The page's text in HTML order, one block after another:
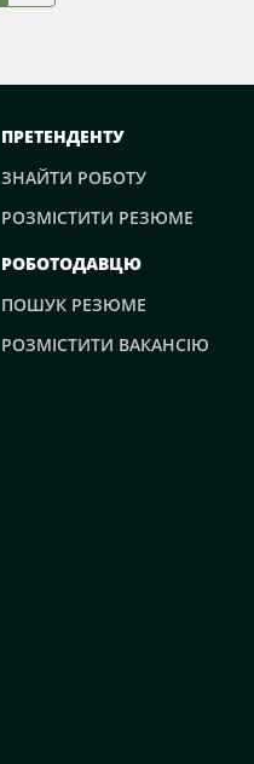
ПРЕТЕНДЕНТУ
ЗНАЙТИ РОБОТУ
РОЗМІСТИТИ РЕЗЮМЕ
РОБОТОДАВЦЮ
ПОШУК РЕЗЮМЕ
РОЗМІСТИТИ ВАКАНСІЮ